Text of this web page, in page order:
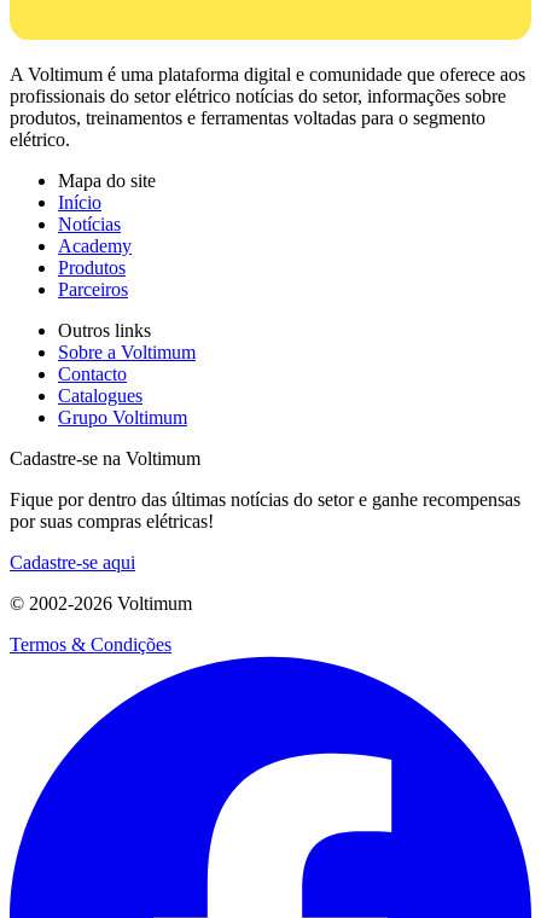
A Voltimum é uma plataforma digital e comunidade que oferece aos
profissionais do setor elétrico notícias do setor, informações sobre
produtos, treinamentos e ferramentas voltadas para o segmento
elétrico.
Mapa do site
Início
Notícias
Academy
Produtos
Parceiros
Outros links
Sobre a Voltimum
Contacto
Catalogues
Grupo Voltimum
Cadastre-se na Voltimum
Fique por dentro das últimas notícias do setor e ganhe recompensas
por suas compras elétricas!
Cadastre-se aqui
© 2002-2026 Voltimum
Termos & Condições